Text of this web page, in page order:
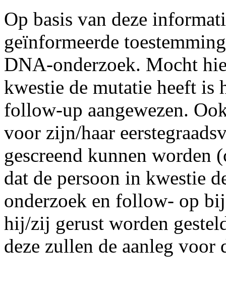
Op basis van deze
geïnformeerde
DNA-onderzoek. Mocht
kwestie de mutatie heeft is
follow-up aangewezen.
voor zijn/haar
gescreend kunnen worden
dat de persoon in kwestie
onderzoek en follow- op
hij/zij gerust worden
deze zullen de aanleg voor